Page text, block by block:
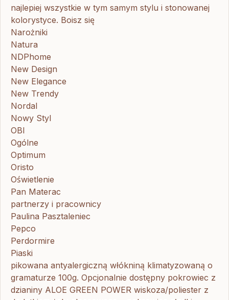
najlepiej wszystkie w tym samym stylu i stonowanej
kolorystyce. Boisz się
Narożniki
Natura
NDPhome
New Design
New Elegance
New Trendy
Nordal
Nowy Styl
OBI
Ogólne
Optimum
Oristo
Oświetlenie
Pan Materac
partnerzy i pracownicy
Paulina Pasztaleniec
Pepco
Perdormire
Piaski
pikowana antyalergiczną włókniną klimatyzowaną o
gramaturze 100g. Opcjonalnie dostępny pokrowiec z
dzianiny ALOE GREEN POWER wiskoza/poliester z